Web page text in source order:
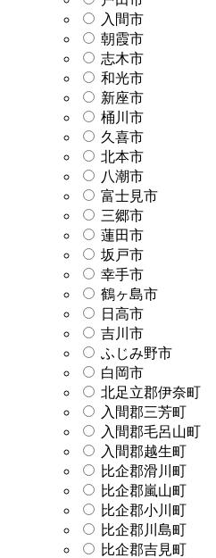
入間市
朝霞市
志木市
和光市
新座市
桶川市
久喜市
北本市
八潮市
富士見市
三郷市
蓮田市
坂戸市
幸手市
鶴ヶ島市
日高市
吉川市
ふじみ野市
白岡市
北足立郡伊奈町
入間郡三芳町
入間郡毛呂山町
入間郡越生町
比企郡滑川町
比企郡嵐山町
比企郡小川町
比企郡川島町
比企郡吉見町